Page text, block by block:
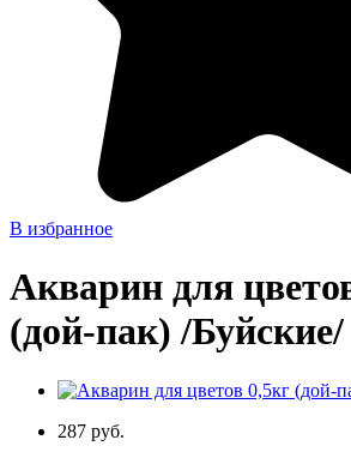
В избранное
Акварин для
(дой-пак) /
287 руб.